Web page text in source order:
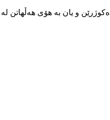
و یان بە هۆی هەڵهاتن